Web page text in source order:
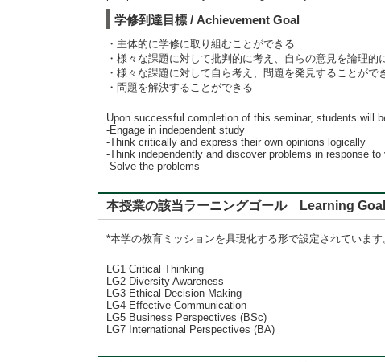
学修到達目標 / Achievement Goal
・主体的に学修に取り組むことができる
・様々な課題に対して批判的に考え、自らの意見を論理的
・様々な課題に対して自ら考え、問題を発見することがで
・問題を解決することができる
Upon successful completion of this seminar, students will
-Engage in independent study
-Think critically and express their own opinions logically
-Think independently and discover problems in response to
-Solve the problems
本授業の該当ラーニングゴール Learning
*本学の教育ミッションを具現化する形で設定されています
LG1 Critical Thinking
LG2 Diversity Awareness
LG3 Ethical Decision Making
LG4 Effective Communication
LG5 Business Perspectives (BSc)
LG7 International Perspectives (BA)